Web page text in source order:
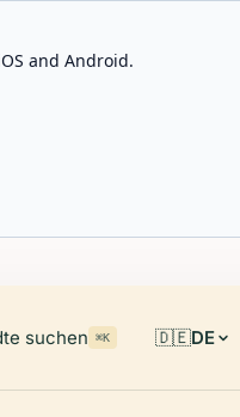
and Android.
suchen ⌘K 🇩🇪DE